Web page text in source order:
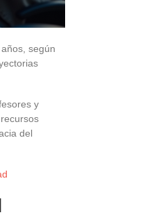
según
y
del